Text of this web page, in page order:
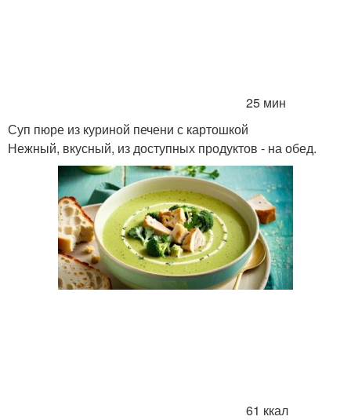
25 мин
Суп пюре из куриной печени с картошкой
Нежный, вкусный, из доступных продуктов - на обед.
61 ккал